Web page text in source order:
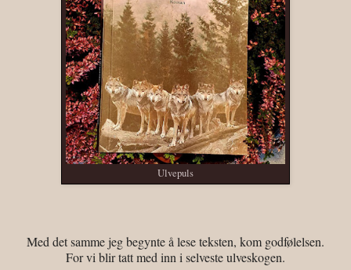
Ulvepuls
Med det samme jeg begynte å lese teksten, kom godfølelsen.
For vi blir tatt med inn i selveste ulveskogen.